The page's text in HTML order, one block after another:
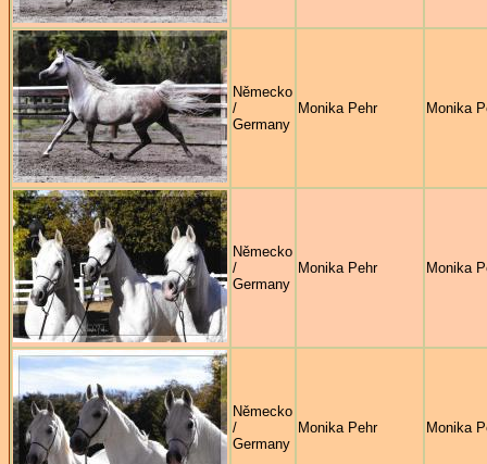
Německo
/
Germany
Monika Pehr Monika
Německo
/
Germany
Monika Pehr Monika
Německo
/
Germany
Monika Pehr Monika